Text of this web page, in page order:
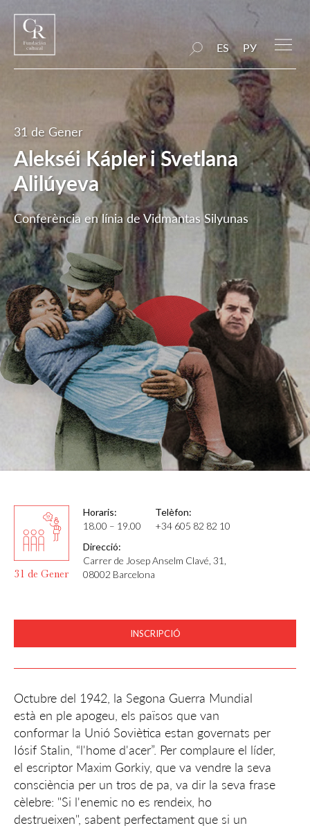
ES РУ
31 de Gener
Alekséi Kápler i Svetlana
Alilúyeva
Conferència en línia de Vidmantas Silyunas
31 de Gener
Horaris:
18.00 – 19.00
Telèfon:
+34 605 82 82 10
Direcció:
Carrer de Josep Anselm Clavé, 31,
08002 Barcelona
INSCRIPCIÓ
Octubre del 1942, la Segona Guerra Mundial
està en ple apogeu, els països que van
conformar la Unió Soviètica estan governats per
Iósif Stalin, “l'home d'acer”. Per complaure el líder,
el escriptor Maxim Gorkiy, que va vendre la seva
consciència per un tros de pa, va dir la seva frase
cèlebre: "Si l'enemic no es rendeix, ho
destrueixen", sabent perfectament que si un